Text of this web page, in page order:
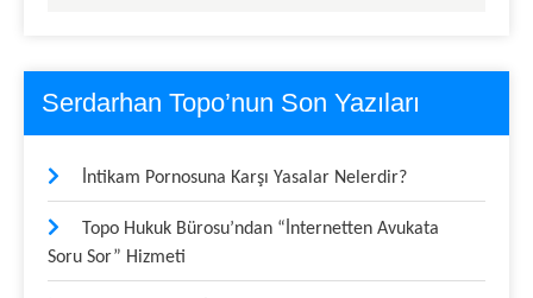
Serdarhan Topo’nun Son Yazıları
İntikam Pornosuna Karşı Yasalar Nelerdir?
Topo Hukuk Bürosu’ndan “İnternetten Avukata
Soru Sor” Hizmeti